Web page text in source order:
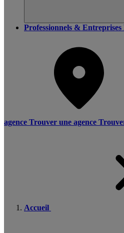
Professionnels & Entreprises
agence Trouver une agence
Accueil